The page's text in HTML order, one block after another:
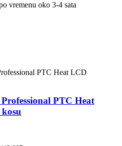
vremenu oko 3-4 sata
PTC Heat